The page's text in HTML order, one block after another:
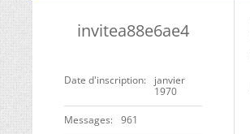
invitea88e6ae4
Date d'inscription
janvier
1970
Messages 961